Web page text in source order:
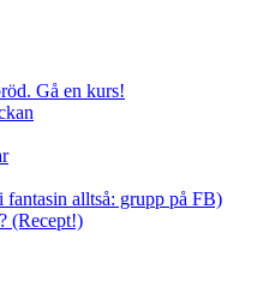
Gå en kurs!
fantasin alltså: grupp på FB)
(Recept!)